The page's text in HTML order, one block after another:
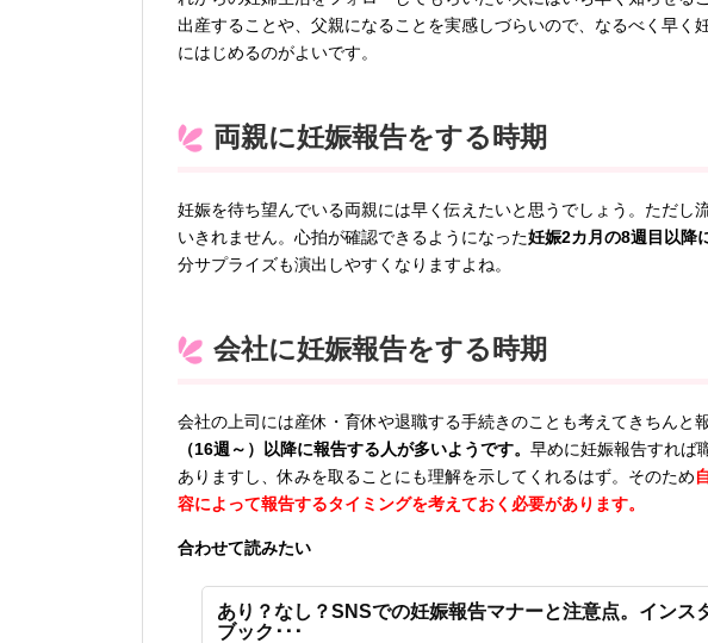
出産することや、父親になることを実感しづらいので、なるべく早く
にはじめるのがよいです。
両親に妊娠報告をする時期
妊娠を待ち望んでいる両親には早く伝えたいと思うでしょう。ただし
いきれません。心拍が確認できるようになった妊娠2カ月の8週目以降
分サプライズも演出しやすくなりますよね。
会社に妊娠報告をする時期
会社の上司には産休・育休や退職する手続きのことも考えてきちんと
（16週～）以降に報告する人が多いようです。 早めに妊娠報告すれば
ありますし、休みを取ることにも理解を示してくれるはず。そのため
容によって報告するタイミングを考えておく必要があります。
合わせて読みたい
あり？なし？SNSでの妊娠報告マナーと注意点。インス
ブック･･･